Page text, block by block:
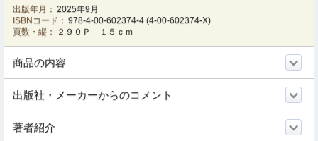
出版年月： 2025年9月
ISBNコード： 978-4-00-602374-4 (4-00-602374-X)
頁数・縦：
２９０Ｐ １５ｃｍ
商品の内容
出版社・メーカーからのコメント
著者紹介